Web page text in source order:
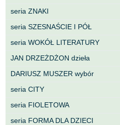
seria ZNAKI
seria SZESNAŚCIE I PÓŁ
seria WOKÓŁ LITERATURY
JAN DRZEŻDŻON dzieła
DARIUSZ MUSZER wybór
seria CITY
seria FIOLETOWA
seria FORMA DLA DZIECI